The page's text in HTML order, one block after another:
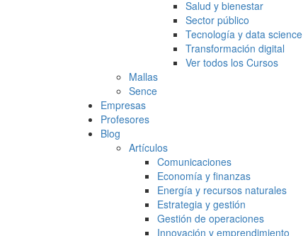
Salud y bienestar
Sector público
Tecnología y data science
Transformación digital
Ver todos los Cursos
Mallas
Sence
Empresas
Profesores
Blog
Artículos
Comunicaciones
Economía y finanzas
Energía y recursos naturales
Estrategia y gestión
Gestión de operaciones
Innovación y emprendimiento